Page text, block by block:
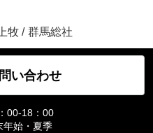
上牧 / 群馬総社
い合わせ
00-18：00
年始・夏季